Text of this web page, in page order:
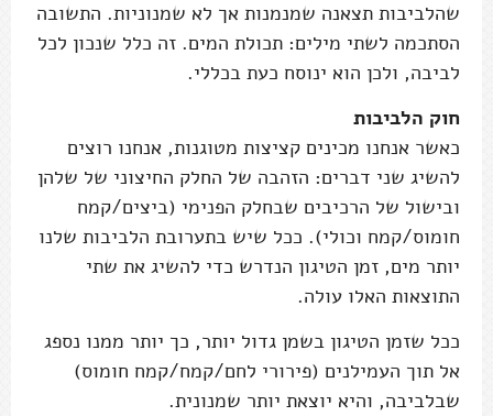
שהלביבות תצאנה שמנמנות אך לא שמנוניות. התשובה
הסתכמה לשתי מילים: תכולת המים. זה כלל שנכון לכל
לביבה, ולכן הוא ינוסח כעת בכללי.
חוק הלביבות
כאשר אנחנו מכינים קציצות מטוגנות, אנחנו רוצים
להשיג שני דברים: הזהבה של החלק החיצוני של שלהן
ובישול של הרכיבים שבחלק הפנימי (ביצים/קמח
חומוס/קמח וכולי). ככל שיש בתערובת הלביבות שלנו
יותר מים, זמן הטיגון הנדרש כדי להשיג את שתי
התוצאות האלו עולה.
ככל שזמן הטיגון בשמן גדול יותר, כך יותר ממנו נספג
אל תוך העמילנים (פירורי לחם/קמח/קמח חומוס)
שבלביבה, והיא יוצאת יותר שמנונית.